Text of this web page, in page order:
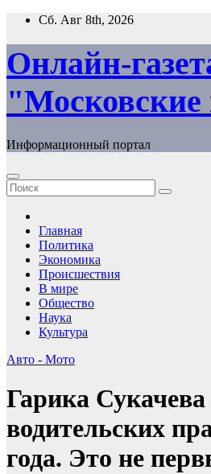
Перейти
содержимому
Сб. Авг 8th, 2026
Онлайн-
"Московские
Информационный портал
Главная
Политика
Экономика
Происшествия
В мире
Общество
Наука
Культура
Авто - Мото
Гарика
водительских
года. Это не